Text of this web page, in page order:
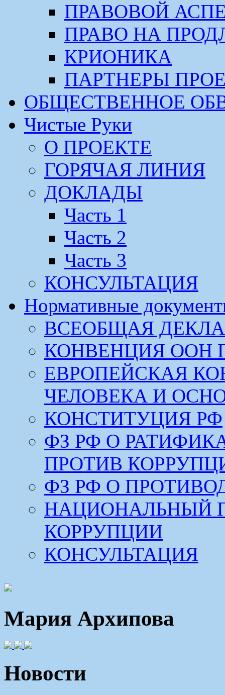
ПРАВОВОЙ
ПРАВО НА
КРИОНИКА
ПАРТНЕРЫ
ОБЩЕСТВЕННОЕ
Чистые Руки
О ПРОЕКТЕ
ГОРЯЧАЯ ЛИНИЯ
ДОКЛАДЫ
Часть 1
Часть 2
Часть 3
КОНСУЛЬТАЦИЯ
Нормативные
ВСЕОБЩАЯ
КОНВЕНЦИЯ ООН
ЕВРОПЕЙСКАЯ
ЧЕЛОВЕКА И
КОНСТИТУЦИЯ РФ
ФЗ РФ О
ПРОТИВ
ФЗ РФ О
НАЦИОНАЛЬНЫЙ
КОРРУПЦИИ
КОНСУЛЬТАЦИЯ
Мария Архипова
Новости